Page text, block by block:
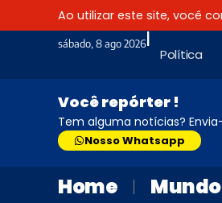
Ao utilizar este site, você
sábado, 8 ago 2026|
Política
Você repórter !
Tem alguma notícias?
Nosso Whatsapp
Home Mundo